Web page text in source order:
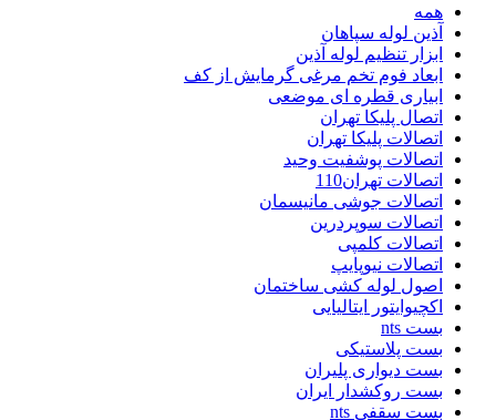
همه
آذین لوله سپاهان
ابزار تنظیم لوله آذین
ابعاد فوم تخم مرغی گرمایش از کف
ابیاری قطره ای موضعی
اتصال پلیکا تهران
اتصالات پلیکا تهران
اتصالات پوشفیت وحید
اتصالات تهران110
اتصالات جوشی مانیسمان
اتصالات سوپردرین
اتصالات کلمپی
اتصالات نیوپایپ
اصول لوله کشی ساختمان
اکچیوایتور ایتالیایی
بست nts
بست پلاستیکی
بست دیواری پلیران
بست روکشدار ایران
بست سقفی nts